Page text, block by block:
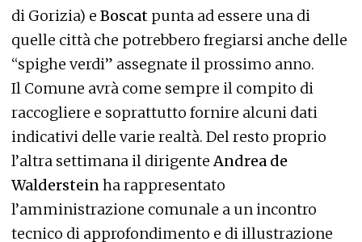
di Gorizia) e Boscat punta ad essere una di
quelle città che potrebbero fregiarsi anche delle
“spighe verdi” assegnate il prossimo anno.
Il Comune avrà come sempre il compito di
raccogliere e soprattutto fornire alcuni dati
indicativi delle varie realtà. Del resto proprio
l’altra settimana il dirigenteAndrea de
Waldersteinha rappresentato
l’amministrazione comunale a un incontro
tecnico di approfondimento e di illustrazione